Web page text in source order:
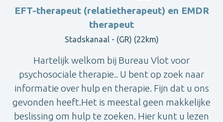
EFT-therapeut (relatietherapeut) en EMDR
therapeut
Stadskanaal - (GR) (22km)
Hartelijk welkom bij Bureau Vlot voor
psychosociale therapie.. U bent op zoek naar
informatie over hulp en therapie. Fijn dat u ons
gevonden heeft.Het is meestal geen makkelijke
beslissing om hulp te zoeken. Hier kunt u lezen